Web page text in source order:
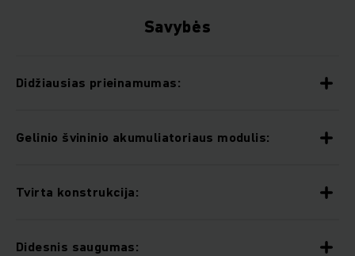
Savybės
Didžiausias prieinamumas:
Gelinio švininio akumuliatoriaus modulis:
Tvirta konstrukcija:
Didesnis saugumas: